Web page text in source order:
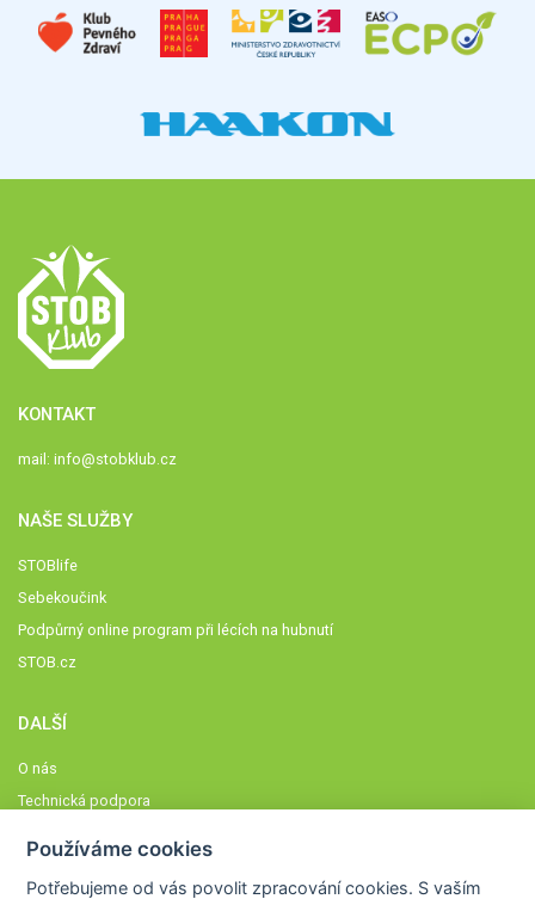
KONTAKT
mail: info@stobklub.cz
NAŠE SLUŽBY
STOBlife
Sebekoučink
Podpůrný online program při lécích na hubnutí
STOB.cz
DALŠÍ
O nás
Technická podpora
Používáme cookies
Potřebujeme od vás povolit zpracování cookies. S vaším